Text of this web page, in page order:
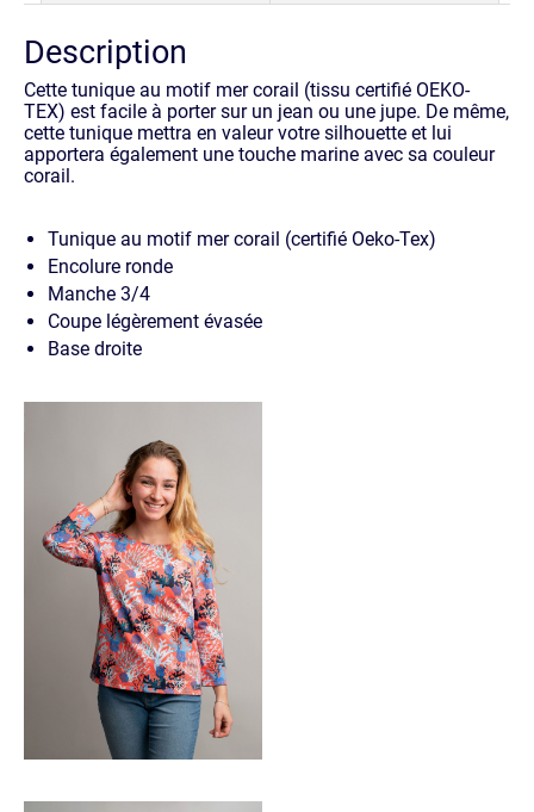
Description
Cette tunique au motif mer corail (tissu certifié OEKO-
TEX) est facile à porter sur un jean ou une jupe. De même,
cette tunique mettra en valeur votre silhouette et lui
apportera également une touche marine avec sa couleur
corail.
Tunique au motif mer corail (certifié Oeko-Tex)
Encolure ronde
Manche 3/4
Coupe légèrement évasée
Base droite